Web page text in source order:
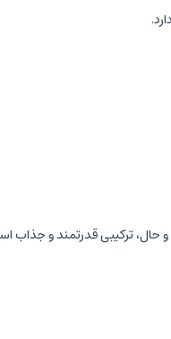
و حال، ترکیبی قدرتمند و جذاب